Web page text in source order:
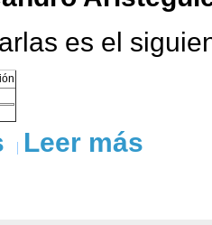
es el
Leer más